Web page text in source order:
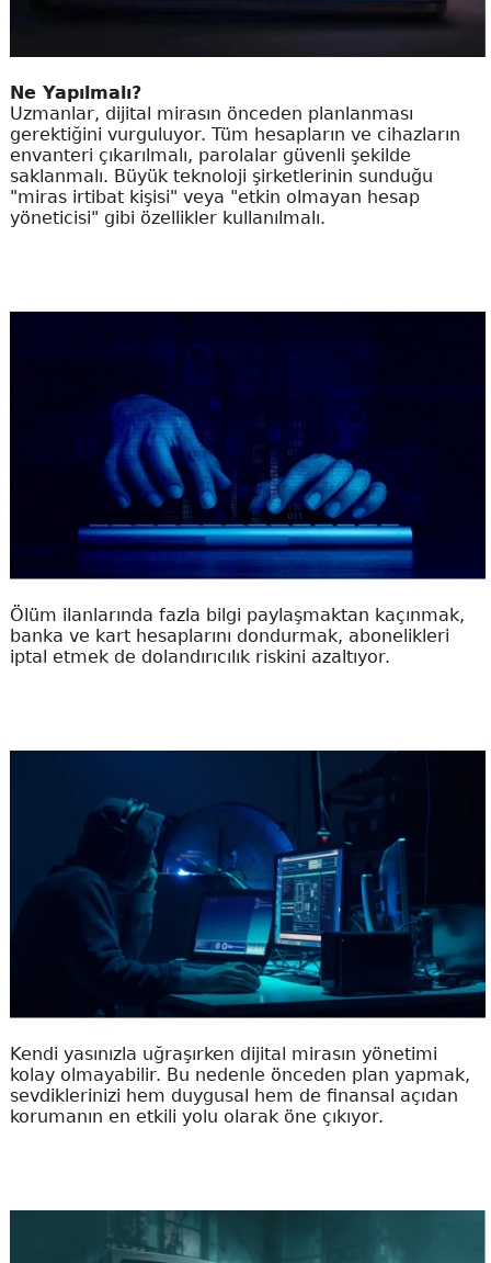
Ne Yapılmalı?
Uzmanlar, dijital mirasın önceden planlanması
gerektiğini vurguluyor. Tüm hesapların ve cihazların
envanteri çıkarılmalı, parolalar güvenli şekilde
saklanmalı. Büyük teknoloji şirketlerinin sunduğu
"miras irtibat kişisi" veya "etkin olmayan hesap
yöneticisi" gibi özellikler kullanılmalı.
Ölüm ilanlarında fazla bilgi paylaşmaktan kaçınmak,
banka ve kart hesaplarını dondurmak, abonelikleri
iptal etmek de dolandırıcılık riskini azaltıyor.
Kendi yasınızla uğraşırken dijital mirasın yönetimi
kolay olmayabilir. Bu nedenle önceden plan yapmak,
sevdiklerinizi hem duygusal hem de finansal açıdan
korumanın en etkili yolu olarak öne çıkıyor.